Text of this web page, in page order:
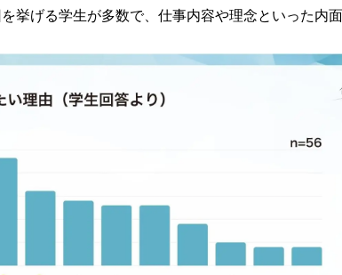
挙げる学生が多数で、仕事内容や理念といった内